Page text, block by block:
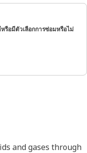
รือมีตัวเลือกการซ่อมหรือไม่
and gases through